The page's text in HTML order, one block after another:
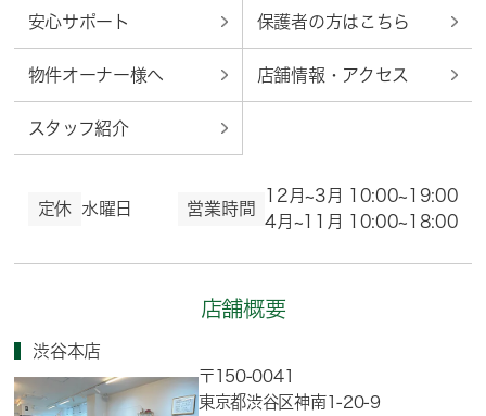
安心サポート 保護者の方はこちら
物件オーナー様へ 店舗情報・アクセス
スタッフ紹介
定休 水曜日 営業時間
12月~3月 10:00~19:00
4月~11月 10:00~18:00
店舗概要
渋谷本店
〒150-0041
東京都渋谷区神南1-20-9